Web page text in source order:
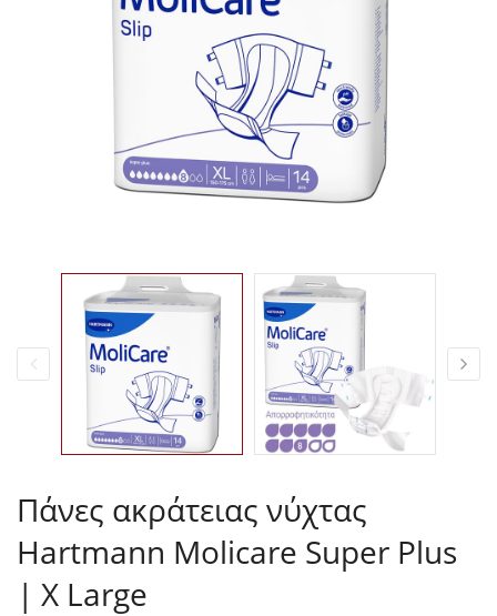
Πάνες ακράτειας νύχτας
Hartmann Molicare Super Plus
| X Large